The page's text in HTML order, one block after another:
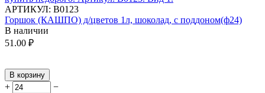
АРТИКУЛ: В0123
Горшок (КАШПО) д/цветов 1л, шоколад, с поддоном(ф24)
В наличии
51.00 ₽
В корзину
+ −